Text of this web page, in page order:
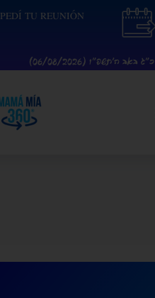
PEDÍ TU REUNIÓN
כ״ג באב ה׳תשפ״ו (06/08/2026)